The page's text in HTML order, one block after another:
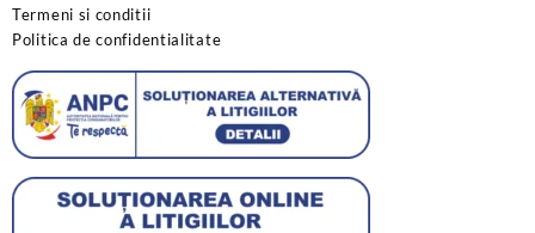
Termeni si conditii
Politica de confidentialitate